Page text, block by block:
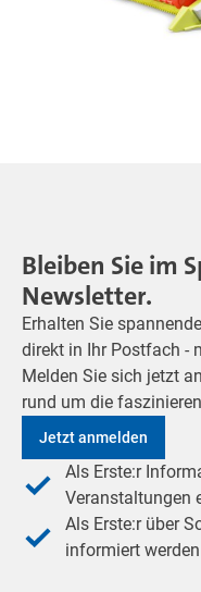
Bleiben Sie im
Newsletter.
Erhalten Sie
direkt in Ihr Postfach -
Melden Sie sich jetzt
rund um die
Jetzt anmelden
Als Erste:r
Veranstaltungen
Als Erste:r über
informiert werden